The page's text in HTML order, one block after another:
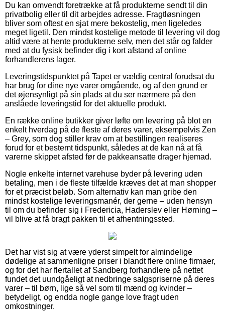
Du kan omvendt foretrække at få produkterne sendt til din
privatbolig eller til dit arbejdes adresse. Fragtløsningen
bliver som oftest en sjat mere bekostelig, men ligeledes
meget ligetil. Den mindst kostelige metode til levering vil dog
altid være at hente produkterne selv, men det står og falder
med at du fysisk befinder dig i kort afstand af online
forhandlerens lager.
Leveringstidspunktet på Tapet er vældig central forudsat du
har brug for dine nye varer omgående, og af den grund er
det øjensynligt på sin plads at du ser nærmere på den
anslåede leveringstid for det aktuelle produkt.
En række online butikker giver løfte om levering på blot en
enkelt hverdag på de fleste af deres varer, eksempelvis Zen
– Grey, som dog stiller krav om at bestillingen realiseres
forud for et bestemt tidspunkt, således at de kan nå at få
varerne skippet afsted før de pakkeansatte drager hjemad.
Nogle enkelte internet varehuse byder på levering uden
betaling, men i de fleste tilfælde kræves det at man shopper
for et præcist beløb. Som alternativ kan man gribe den
mindst kostelige leveringsmanér, der gerne – uden hensyn
til om du befinder sig i Fredericia, Haderslev eller Hørning –
vil blive at få bragt pakken til et afhentningssted.
Det har vist sig at være yderst simpelt for almindelige
dødelige at sammenligne priser i blandt flere online firmaer,
og for det har flertallet af Sandberg forhandlere på nettet
fundet det uundgåeligt at nedbringe salgspriserne på deres
varer – til børn, lige så vel som til mænd og kvinder –
betydeligt, og endda nogle gange love fragt uden
omkostninger.